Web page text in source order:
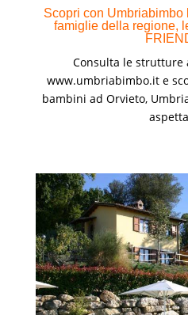
Scopri con Umbriabimbo
famiglie della regione,
Consulta le strutture
www.umbriabimbo.it e
bambini ad Orvieto,